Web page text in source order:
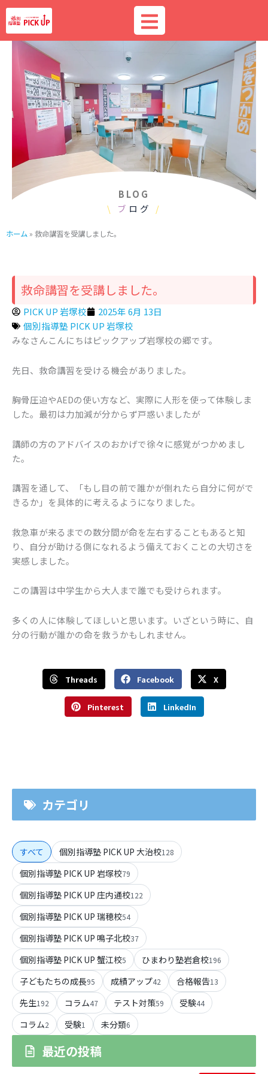
内
容
を
BLOG
\
ブ ログ /
ホーム » 救命講習を受講しました。
救命講習を受講しました。
PICK UP 岩塚校
2025年 6月 13日
個別指導塾 PICK UP 岩塚校
みなさんこんにちはピックアップ岩塚校の郷です。
先日、救命講習を受ける機会がありました。
胸骨圧迫やAEDの使い方など、実際に人形を使って体験しま
した。最初は力加減が分からず戸惑いましたが
講師の方のアドバイスのおかげで徐々に感覚がつかめまし
た。
講習を通して、「もし目の前で誰かが倒れたら自分に何がで
きるか」を具体的に考えるようになりました。
救急車が来るまでの数分間が命を左右することもあると知
り、自分が助ける側になれるよう備えておくことの大切さを
実感しました。
この講習は中学生から大人まで誰でも受けられます。
多くの人に体験してほしいと思います。いざという時に、自
分の行動が誰かの命を救うかもしれません。
Threads Facebook X
Pinterest LinkedIn
カテゴリ
すべて 個別指導塾 PICK UP 大治校128
個別指導塾 PICK UP 岩塚校79
個別指導塾 PICK UP 庄内通校122
個別指導塾 PICK UP 瑞穂校54
個別指導塾 PICK UP 鳴子北校37
個別指導塾 PICK UP 蟹江校5 ひまわり塾岩倉校196
子どもたちの成長95 成績アップ42 合格報告13
先生192 コラム47 テスト対策59 受験44
コラム2 受験1 未分類6
最近の投稿